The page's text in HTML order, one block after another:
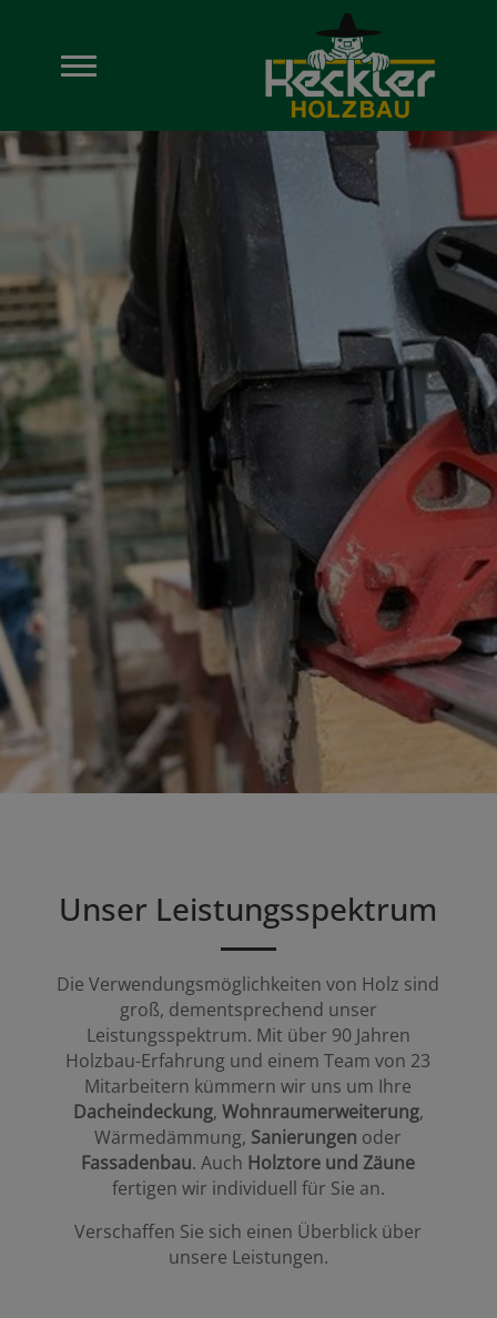
Unser Leistungsspektrum
Die Verwendungsmöglichkeiten von Holz sind
groß, dementsprechend unser
Leistungsspektrum. Mit über 90 Jahren
Holzbau-Erfahrung und einem Team von 23
Mitarbeitern kümmern wir uns um Ihre
Dacheindeckung, Wohnraumerweiterung,
Wärmedämmung, Sanierungen oder
Fassadenbau. Auch Holztore und Zäune
fertigen wir individuell für Sie an.
Verschaffen Sie sich einen Überblick über
unsere Leistungen.